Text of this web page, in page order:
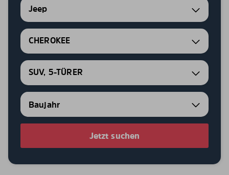
Jeep
CHEROKEE
SUV, 5-TÜRER
Jetzt suchen